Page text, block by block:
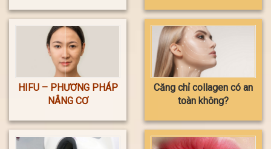
HIFU – PHƯƠNG PHÁP
NÂNG CƠ
Căng chỉ collagen có an
toàn không?